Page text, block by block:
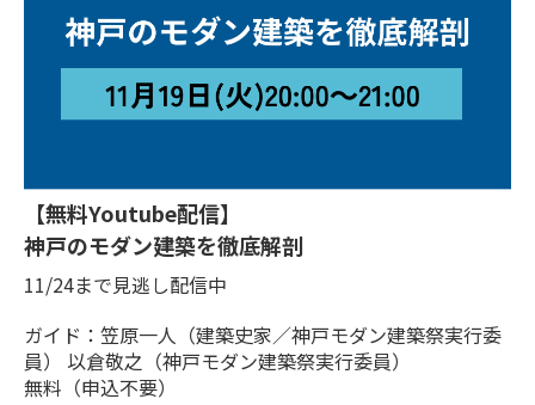
【無料Youtube配信】
神戸のモダン建築を徹底解剖
11/24まで見逃し配信中
ガイド：笠原一人（建築史家／神戸モダン建築祭実行委
員） 以倉敬之（神戸モダン建築祭実行委員）
無料（申込不要）